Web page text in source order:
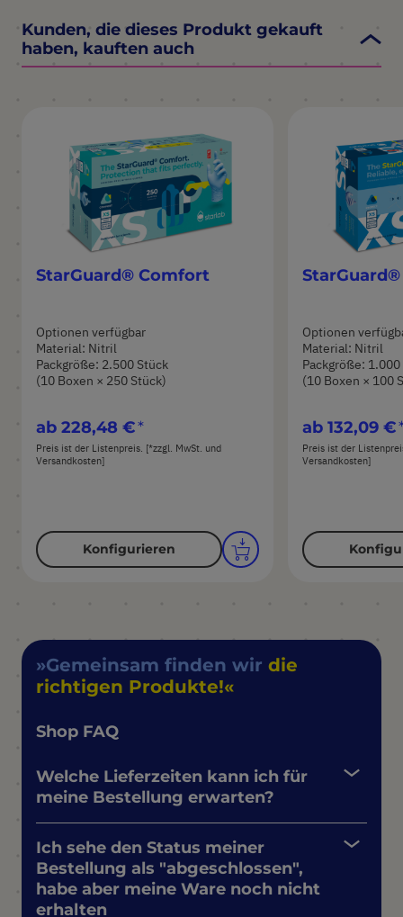
Kunden, die dieses Produkt gekauft
haben, kauften auch
StarGuard® Comfort
Optionen verfügbar
Material: Nitril
Packgröße: 2.500 Stück
(10 Boxen × 250 Stück)
ab 228,48 €
Preis ist der Listenpreis. [*zzgl. MwSt. und
Versandkosten]
Konfigurieren
Optionen
Material: Nitril
Packgröße:
(10 Boxen × 100
ab 132,09 €
Preis ist der
Versandkosten]
Gemeinsam finden wir die
richtigen Produkte!
Shop FAQ
Welche Lieferzeiten kann ich für
meine Bestellung erwarten?
Ich sehe den Status meiner
Bestellung als "abgeschlossen",
habe aber meine Ware noch nicht
erhalten